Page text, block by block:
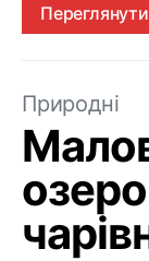
Природні